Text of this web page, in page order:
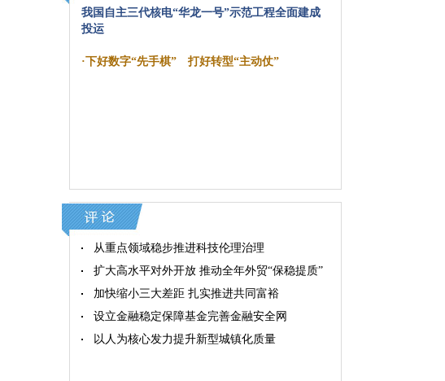
我国自主三代核电“华龙一号”示范工程全面建成
投运
·下好数字“先手棋” 打好转型“主动仗”
从重点领域稳步推进科技伦理治理
扩大高水平对外开放 推动全年外贸“保稳提质”
加快缩小三大差距 扎实推进共同富裕
设立金融稳定保障基金完善金融安全网
以人为核心发力提升新型城镇化质量